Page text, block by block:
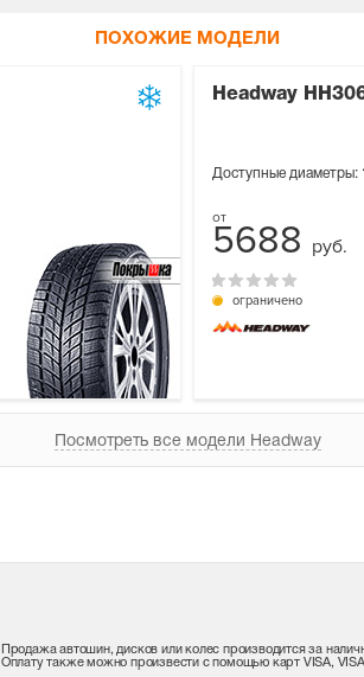
ПОХОЖИЕ МОДЕЛИ
Headway
Доступные диаметры:
5688 руб.
ограничено
Посмотреть все модели Headway
Продажа автошин, дисков или колес производится за
Оплату также можно произвести с помощью карт VISA,